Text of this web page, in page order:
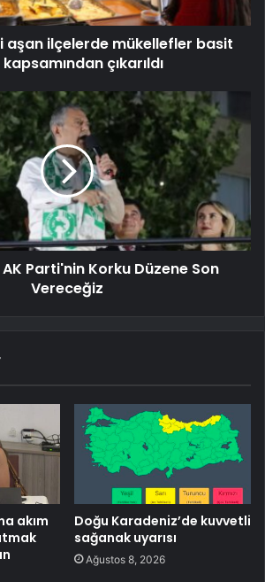
aşan ilçelerde mükellefler basit
çıkarıldı
Parti'nin Korku Düzene Son
Vereceğiz
akım
Doğu Karadeniz’de kuvvetli
sağanak uyarısı
Ağustos 8, 2026